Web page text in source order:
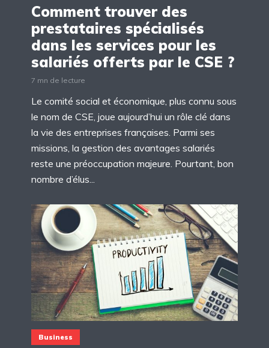
Comment trouver des
prestataires spécialisés
dans les services pour les
salariés offerts par le CSE ?
7 mn de lecture
Le comité social et économique, plus connu sous
le nom de CSE, joue aujourd’hui un rôle clé dans
la vie des entreprises françaises. Parmi ses
missions, la gestion des avantages salariés
reste une préoccupation majeure. Pourtant, bon
nombre d’élus...
Business